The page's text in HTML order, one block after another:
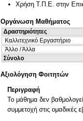
Χρήση Τ.Π.Ε. στην
Οργάνωση Μαθήματος
Δραστηριότητες
Καλλιτεχνικό Εργαστήριο
Άλλο / Άλλα
Σύνολο
Αξιολόγηση Φοιτητών
Περιγραφή
Το μάθημα δεν
συμμετοχή στις ομαδικές